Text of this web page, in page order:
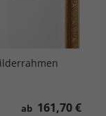
ab 161,70 €